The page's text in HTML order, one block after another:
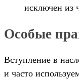
исключен из
Особые
Вступление в
и часто